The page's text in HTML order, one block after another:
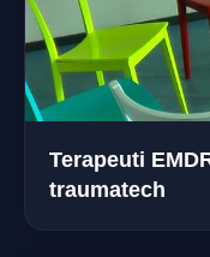
Terapeuti
traumatech